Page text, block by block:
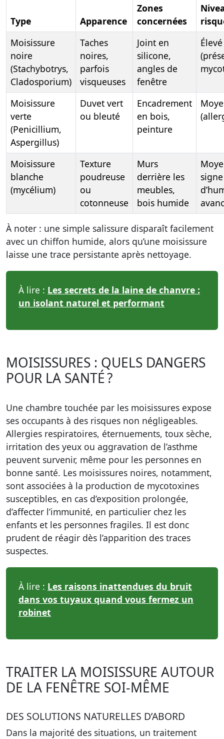
Type Apparence
Zones
concernées
Moisissure
noire
(Stachybotrys,
Cladosporium)
Taches
noires,
parfois
visqueuses
Joint en
silicone,
angles de
fenêtre
Élevé
Moisissure
verte
(Penicillium,
Aspergillus)
Duvet vert
ou bleuté
Encadrement
en bois,
peinture
Moisissure
blanche
(mycélium)
Texture
poudreuse
ou
cotonneuse
Murs
derrière les
meubles,
bois humide
signe
À noter : une simple salissure disparaît facilement
avec un chiffon humide, alors qu’une moisissure
laisse une trace persistante après nettoyage.
À lire : Les secrets de la laine de chanvre :
un isolant naturel et performant
MOISISSURES : QUELS DANGERS
POUR LA SANTÉ ?
Une chambre touchée par les moisissures expose
ses occupants à des risques non négligeables.
Allergies respiratoires, éternuements, toux sèche,
irritation des yeux ou aggravation de l’asthme
peuvent survenir, même pour les personnes en
bonne santé. Les moisissures noires, notamment,
sont associées à la production de mycotoxines
susceptibles, en cas d’exposition prolongée,
d’affecter l’immunité, en particulier chez les
enfants et les personnes fragiles. Il est donc
prudent de réagir dès l’apparition des traces
suspectes.
À lire : Les raisons inattendues du bruit
dans vos tuyaux quand vous fermez un
robinet
TRAITER LA MOISISSURE AUTOUR
DE LA FENÊTRE SOI-MÊME
DES SOLUTIONS NATURELLES D’ABORD
Dans la majorité des situations, un traitement